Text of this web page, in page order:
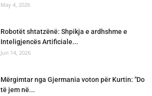
May 4, 2026
Robotët shtatzënë: Shpikja e ardhshme e
Inteligjencës Artificiale...
Jun 14, 2026
Mërgimtar nga Gjermania voton për Kurtin: "Do
të jem në...